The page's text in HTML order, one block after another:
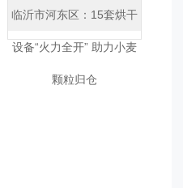
临沂市河东区：15套烘干
设备“火力全开” 助力小麦
颗粒归仓